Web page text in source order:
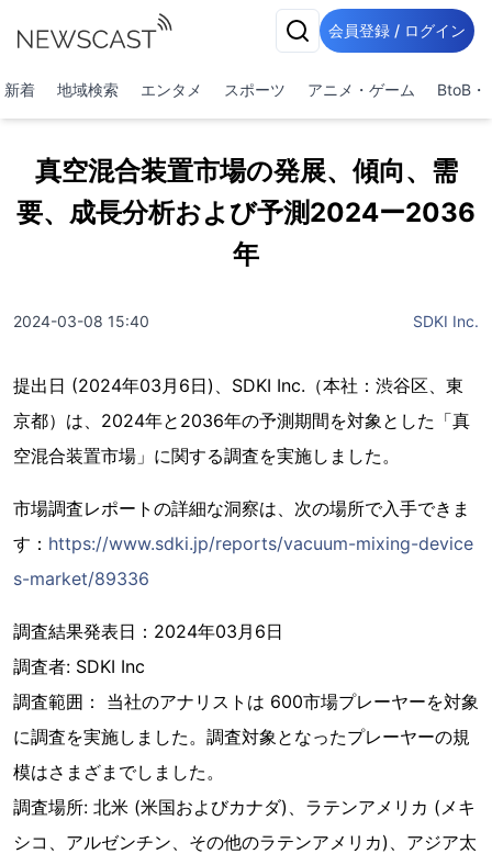
会員登録 / ログイン
新着 地域検索 エンタメ スポーツ アニメ・ゲーム BtoB・
真空混合装置市場の発展、傾向、需
要、成長分析および予測2024ー2036
年
2024-03-08 15:40 SDKI Inc.
提出日 (2024年03月6日)、SDKI Inc.（本社：渋谷区、東
京都）は、2024年と2036年の予測期間を対象とした「真
空混合装置市場」に関する調査を実施しました。
市場調査レポートの詳細な洞察は、次の場所で入手できま
す： https://www.sdki.jp/reports/vacuum-mixing-device
s-market/89336
調査結果発表日：2024年03月6日
調査者: SDKI Inc
調査範囲： 当社のアナリストは 600市場プレーヤーを対象
に調査を実施しました。調査対象となったプレーヤーの規
模はさまざまでしました。
調査場所: 北米 (米国およびカナダ)、ラテンアメリカ (メキ
シコ、アルゼンチン、その他のラテンアメリカ)、アジア太